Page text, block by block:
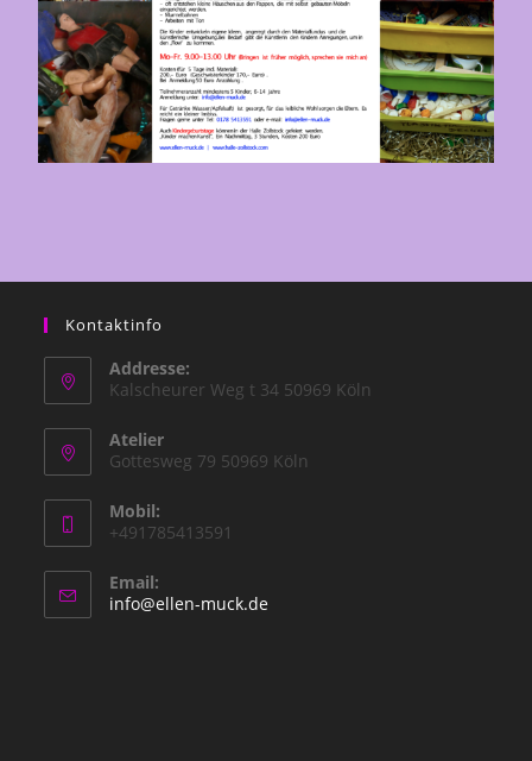
Kontaktinfo
Addresse:
Kalscheurer Weg t 34 50969 Köln
Atelier
Gottesweg 79 50969 Köln
Mobil:
+491785413591
Email:
info@ellen-muck.de